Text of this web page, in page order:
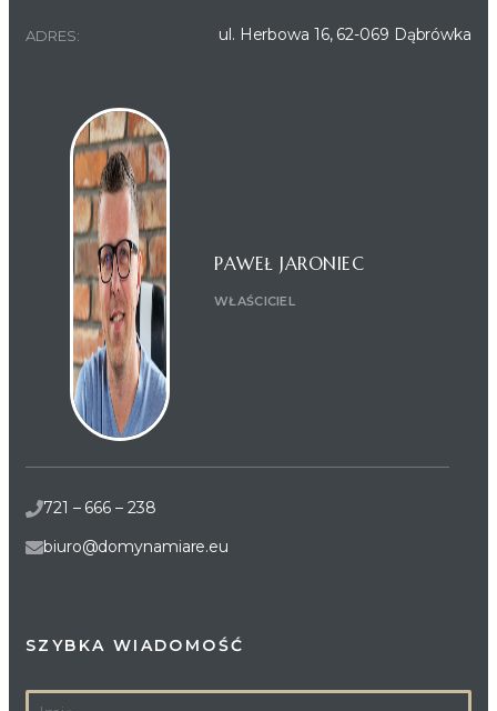
ADRES: ul. Herbowa 16, 62-069 Dąbrówka
PAWEŁ JARONIEC
WŁAŚCICIEL
721 – 666 – 238
biuro@domynamiare.eu
SZYBKA WIADOMOŚĆ